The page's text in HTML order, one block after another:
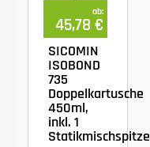
ab:
45,78 €
SICOMIN
ISOBOND
735
Doppelkartusche
450ml,
inkl. 1
Statikmischspitze